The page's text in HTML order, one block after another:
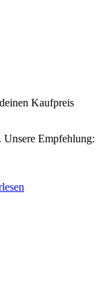
Kaufpreis
Unsere Empfehlung: